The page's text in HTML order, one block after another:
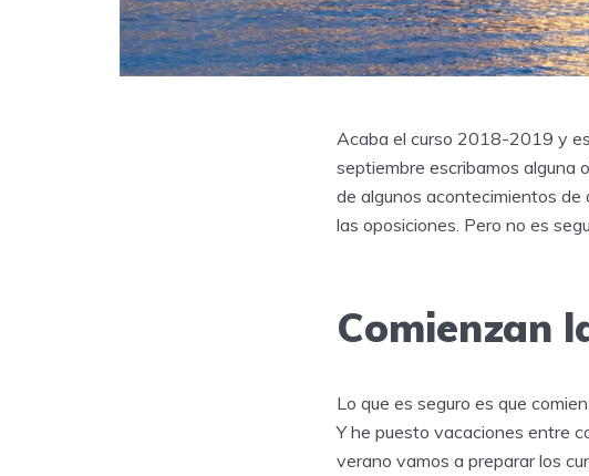
Acaba el curso 2018-2019 y
septiembre escribamos alguna
de algunos acontecimientos de
las oposiciones. Pero no es
Comienzan
Lo que es seguro es que
Y he puesto vacaciones entre
verano vamos a preparar los